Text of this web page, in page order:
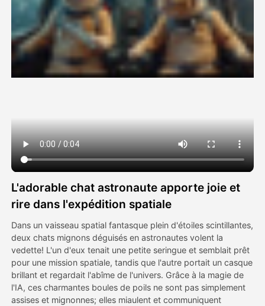
Vidéo d'avatar
AI vidéo ▼
Voir tous les modèles
Galerie
Blog
Tarifs
L'adorable chat astronaute apporte joie et
rire dans l'expédition spatiale
Dans un vaisseau spatial fantasque plein d'étoiles scintillantes,
deux chats mignons déguisés en astronautes volent la
vedette! L'un d'eux tenait une petite seringue et semblait prêt
pour une mission spatiale, tandis que l'autre portait un casque
brillant et regardait l'abîme de l'univers. Grâce à la magie de
l'IA, ces charmantes boules de poils ne sont pas simplement
assises et mignonnes; elles miaulent et communiquent